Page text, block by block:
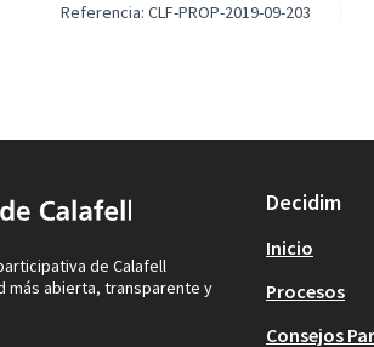
Referencia: CLF-PROP-2019-09-203
de Calafell
más abierta, transparente y
Decidim
Inicio
Procesos
Consejos